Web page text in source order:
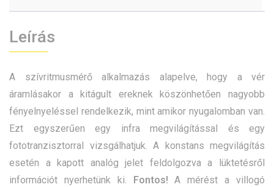
Leírás
A szívritmusmérő alkalmazás alapelve, hogy a vér
áramlásakor a kitágult ereknek köszönhetően nagyobb
fényelnyeléssel rendelkezik, mint amikor nyugalomban van.
Ezt egyszerűen egy infra megvilágítással és egy
fototranzisztorral vizsgálhatjuk. A konstans megvilágítás
esetén a kapott analóg jelet feldolgozva a lüktetésről
információt nyerhetünk ki.
Fontos! A mérést a villogó